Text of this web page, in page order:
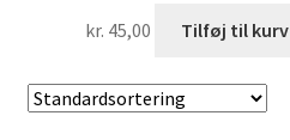
kr. 45,00 Tilføj til kurv